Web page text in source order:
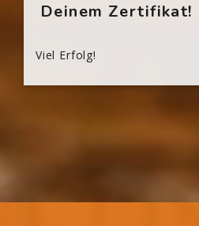
Deinem Zertifikat!
Viel Erfolg!